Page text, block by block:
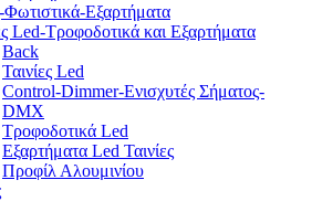
Φωτιστικά-Εξαρτήματα
Led-Τροφοδοτικά και Εξαρτήματα
Back
Ταινίες Led
Control-Dimmer-Ενισχυτές Σήματος-
DMX
Τροφοδοτικά Led
Εξαρτήματα Led Ταινίες
Προφίλ Αλουμινίου